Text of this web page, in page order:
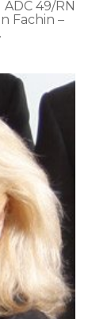
49/RN
Fachin –